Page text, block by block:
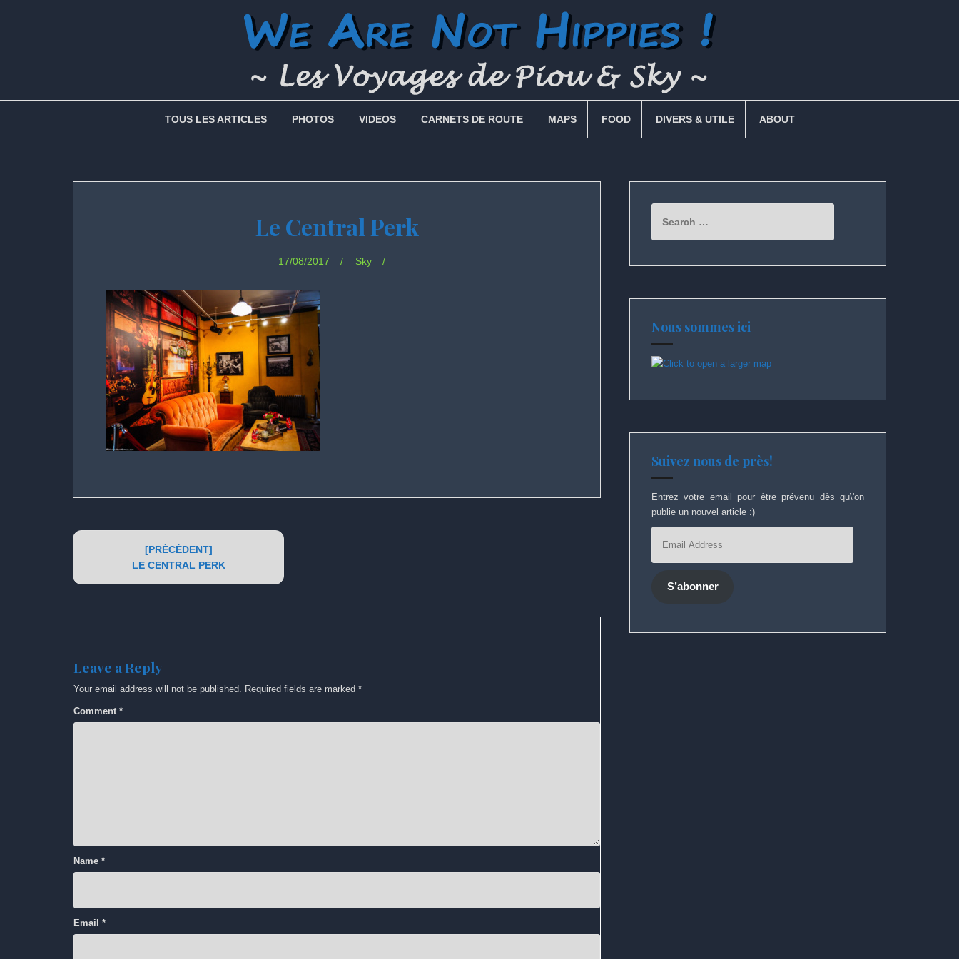
TOUS LES ARTICLES PHOTOS VIDEOS CARNETS DE ROUTE MAPS FOOD DIVERS & UTILE ABOUT
Le Central Perk
17/08/2017 Sky
Post
navigation[PRÉCÉDENT]
LE CENTRAL PERK
Leave a Reply
Your email address will not be published. Required fields are marked *
Comment *
Name *
Email *
for:
Nous sommes ici
Suivez nous de près!
Entrez votre email pour être prévenu dès qu\'on
publie un nouvel article :)
Address
S’abonner